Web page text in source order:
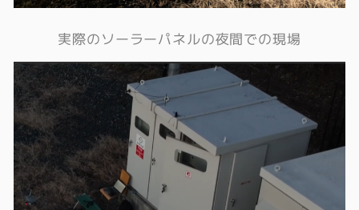
実際のソーラーパネルの夜間での現場